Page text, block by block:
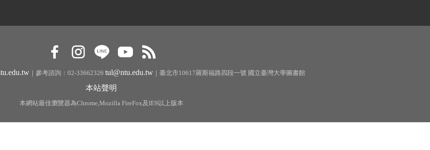
｜參考諮詢：02-33662326 tul@ntu.edu.tw｜臺北市10617羅斯福路四段一號 國立臺灣大學圖書館
本站聲明
本網站最佳瀏覽器為Chrome,Mozilla FireFox及IE9以上版本